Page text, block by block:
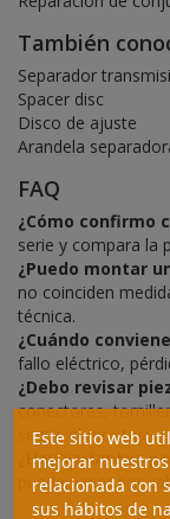
También
Separador
Spacer disc
Disco de ajuste
Arandela
FAQ
¿Cómo confirmo
serie y compara la
¿Puedo montar
no coinciden
técnica.
¿Cuándo
fallo eléctrico,
¿Debo revisar
conectores,
según el montaje.
¿Hay variantes
puede variar por
Este sitio web
mejorar
relacionada con
sus hábitos de